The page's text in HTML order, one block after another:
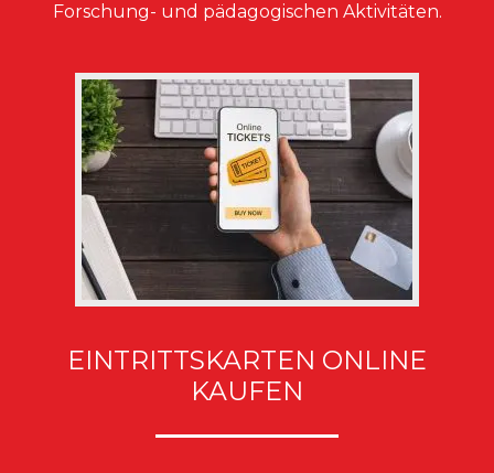
Forschung- und pädagogischen Aktivitäten.
EINTRITTSKARTEN ONLINE
KAUFEN